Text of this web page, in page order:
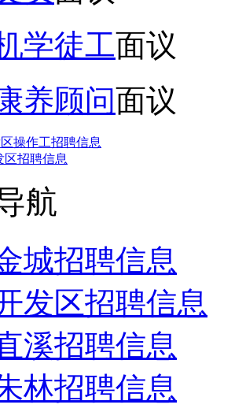
学徒工面议
养顾问面议
操作工招聘信息
区招聘信息
航
城招聘信息
发区招聘信息
溪招聘信息
林招聘信息